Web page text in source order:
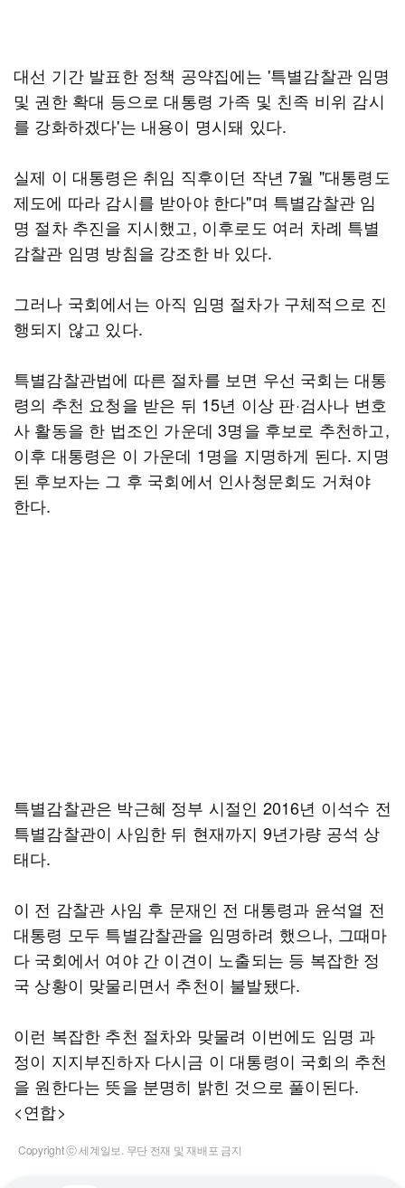
대선 기간 발표한 정책 공약집에는 '특별감찰관 임명
및 권한 확대 등으로 대통령 가족 및 친족 비위 감시
를 강화하겠다'는 내용이 명시돼 있다.
실제 이 대통령은 취임 직후이던 작년 7월 "대통령도
제도에 따라 감시를 받아야 한다"며 특별감찰관 임
명 절차 추진을 지시했고, 이후로도 여러 차례 특별
감찰관 임명 방침을 강조한 바 있다.
그러나 국회에서는 아직 임명 절차가 구체적으로 진
행되지 않고 있다.
특별감찰관법에 따른 절차를 보면 우선 국회는 대통
령의 추천 요청을 받은 뒤 15년 이상 판·검사나 변호
사 활동을 한 법조인 가운데 3명을 후보로 추천하고,
이후 대통령은 이 가운데 1명을 지명하게 된다. 지명
된 후보자는 그 후 국회에서 인사청문회도 거쳐야
한다.
특별감찰관은 박근혜 정부 시절인 2016년 이석수 전
특별감찰관이 사임한 뒤 현재까지 9년가량 공석 상
태다.
이 전 감찰관 사임 후 문재인 전 대통령과 윤석열 전
대통령 모두 특별감찰관을 임명하려 했으나, 그때마
다 국회에서 여야 간 이견이 노출되는 등 복잡한 정
국 상황이 맞물리면서 추천이 불발됐다.
이런 복잡한 추천 절차와 맞물려 이번에도 임명 과
정이 지지부진하자 다시금 이 대통령이 국회의 추천
을 원한다는 뜻을 분명히 밝힌 것으로 풀이된다.
<연합>
Copyright ⓒ 세계일보. 무단 전재 및 재배포 금지